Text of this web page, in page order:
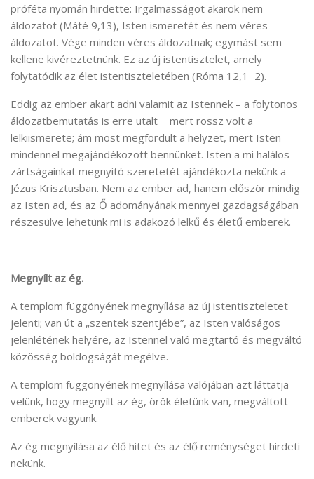
próféta nyomán hirdette: Irgalmasságot akarok nem
áldozatot (Máté 9,13), Isten ismeretét és nem véres
áldozatot. Vége minden véres áldozatnak; egymást sem
kellene kivéreztetnünk. Ez az új istentisztelet, amely
folytatódik az élet istentiszteletében (Róma 12,1−2).
Eddig az ember akart adni valamit az Istennek – a folytonos
áldozatbemutatás is erre utalt − mert rossz volt a
lelkiismerete; ám most megfordult a helyzet, mert Isten
mindennel megajándékozott bennünket. Isten a mi halálos
zártságainkat megnyitó szeretetét ajándékozta nekünk a
Jézus Krisztusban. Nem az ember ad, hanem először mindig
az Isten ad, és az Ő adományának mennyei gazdagságában
részesülve lehetünk mi is adakozó lelkű és életű emberek.
Megnyílt az ég.
A templom függönyének megnyílása az új istentiszteletet
jelenti; van út a „szentek szentjébe”, az Isten valóságos
jelenlétének helyére, az Istennel való megtartó és megváltó
közösség boldogságát megélve.
A templom függönyének megnyílása valójában azt láttatja
velünk, hogy megnyílt az ég, örök életünk van, megváltott
emberek vagyunk.
Az ég megnyílása az élő hitet és az élő reménységet hirdeti
nekünk.